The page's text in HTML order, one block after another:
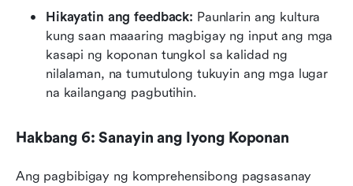
Hikayatin ang feedback: Paunlarin ang kultura
kung saan maaaring magbigay ng input ang mga
kasapi ng koponan tungkol sa kalidad ng
nilalaman, na tumutulong tukuyin ang mga lugar
na kailangang pagbutihin.
Hakbang 6: Sanayin ang Iyong Koponan
Ang pagbibigay ng komprehensibong pagsasanay